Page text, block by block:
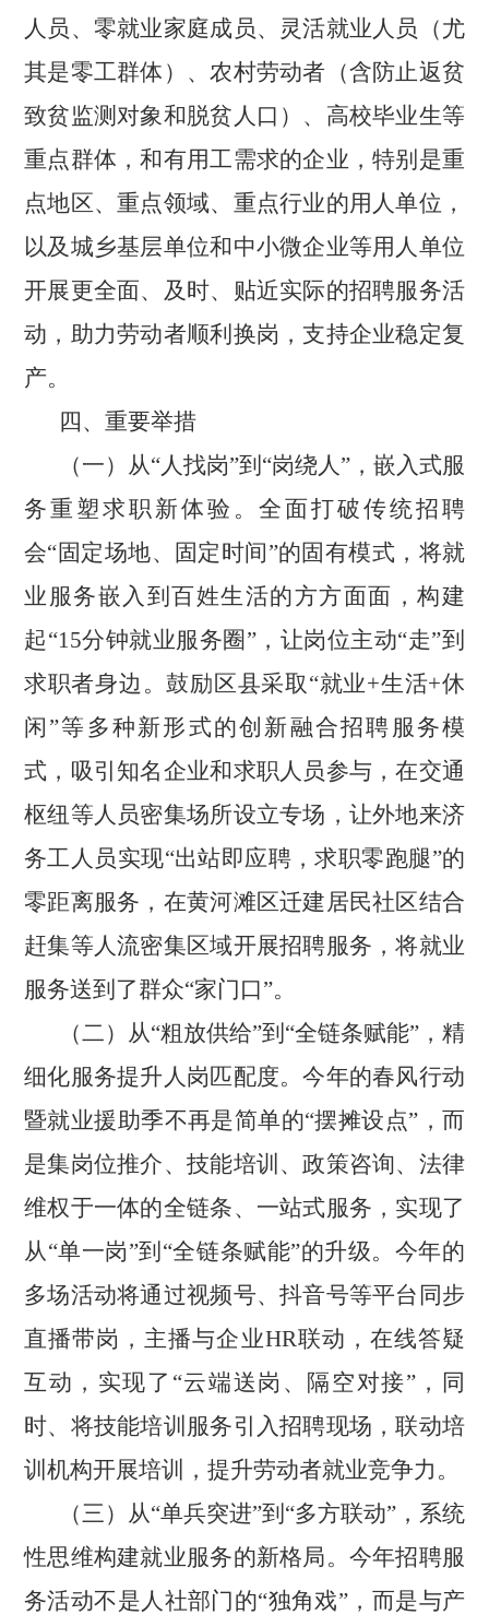
人员、零就业家庭成员、灵活就业人员（尤
其是零工群体）、农村劳动者（含防止返贫
致贫监测对象和脱贫人口）、高校毕业生等
重点群体，和有用工需求的企业，特别是重
点地区、重点领域、重点行业的用人单位，
以及城乡基层单位和中小微企业等用人单位
开展更全面、及时、贴近实际的招聘服务活
动，助力劳动者顺利换岗，支持企业稳定复
产。
四、重要举措
（一）从“人找岗”到“岗绕人”，嵌入式服
务重塑求职新体验。全面打破传统招聘
会“固定场地、固定时间”的固有模式，将就
业服务嵌入到百姓生活的方方面面，构建
起“15分钟就业服务圈”，让岗位主动“走”到
求职者身边。鼓励区县采取“就业+生活+休
闲”等多种新形式的创新融合招聘服务模
式，吸引知名企业和求职人员参与，在交通
枢纽等人员密集场所设立专场，让外地来济
务工人员实现“出站即应聘，求职零跑腿”的
零距离服务，在黄河滩区迁建居民社区结合
赶集等人流密集区域开展招聘服务，将就业
服务送到了群众“家门口”。
（二）从“粗放供给”到“全链条赋能”，精
细化服务提升人岗匹配度。今年的春风行动
暨就业援助季不再是简单的“摆摊设点”，而
是集岗位推介、技能培训、政策咨询、法律
维权于一体的全链条、一站式服务，实现了
从“单一岗”到“全链条赋能”的升级。今年的
多场活动将通过视频号、抖音号等平台同步
直播带岗，主播与企业HR联动，在线答疑
互动，实现了“云端送岗、隔空对接”，同
时、将技能培训服务引入招聘现场，联动培
训机构开展培训，提升劳动者就业竞争力。
（三）从“单兵突进”到“多方联动”，系统
性思维构建就业服务的新格局。今年招聘服
务活动不是人社部门的“独角戏”，而是与产